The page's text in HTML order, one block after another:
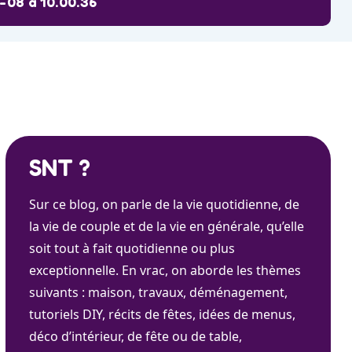
SNT ?
Sur ce blog, on parle de la vie quotidienne, de
la vie de couple et de la vie en générale, qu’elle
soit tout à fait quotidienne ou plus
exceptionnelle. En vrac, on aborde les thèmes
suivants : maison, travaux, déménagement,
tutoriels DIY, récits de fêtes, idées de menus,
déco d’intérieur, de fête ou de table,